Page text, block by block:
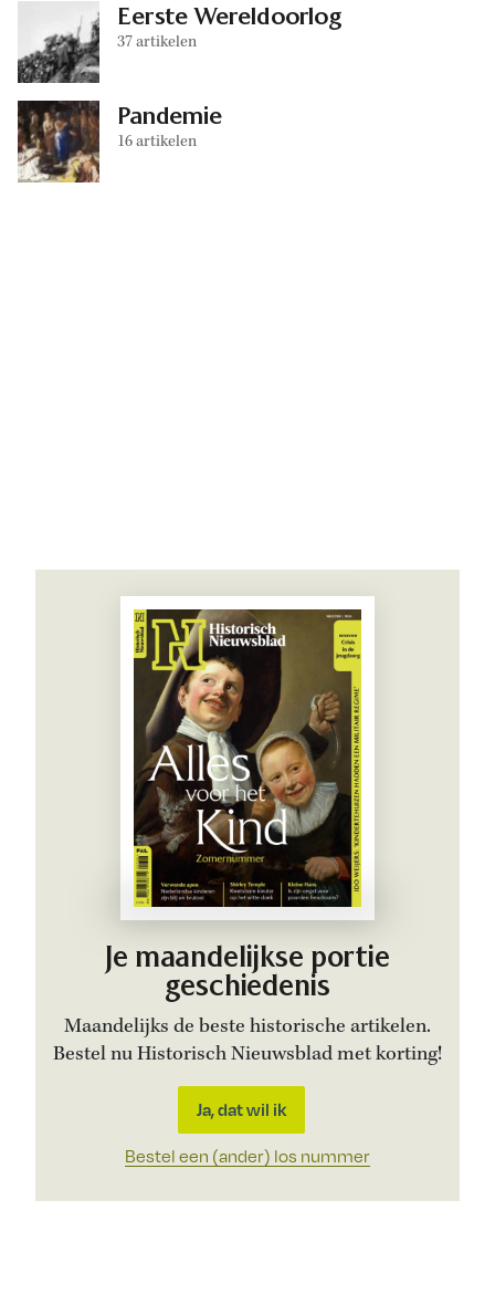
Eerste Wereldoorlog
37 artikelen
Pandemie
16 artikelen
Je maandelijkse portie
geschiedenis
Maandelijks de beste historische artikelen.
Bestel nu Historisch Nieuwsblad met korting!
Ja, dat wil ik
Bestel een (ander) los nummer